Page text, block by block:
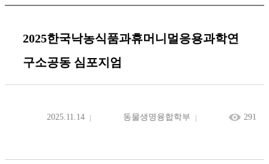
2025한국낙농식품과휴머니멀응용과학연
구소공동 심포지엄
2025.11.14 동물생명융합학부 291